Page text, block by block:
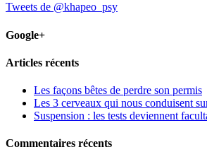
Tweets de @khapeo_psy
Google+
Articles récents
Les façons bêtes de perdre son permis
Les 3 cerveaux qui nous conduisent
Suspension : les tests deviennent
Commentaires récents